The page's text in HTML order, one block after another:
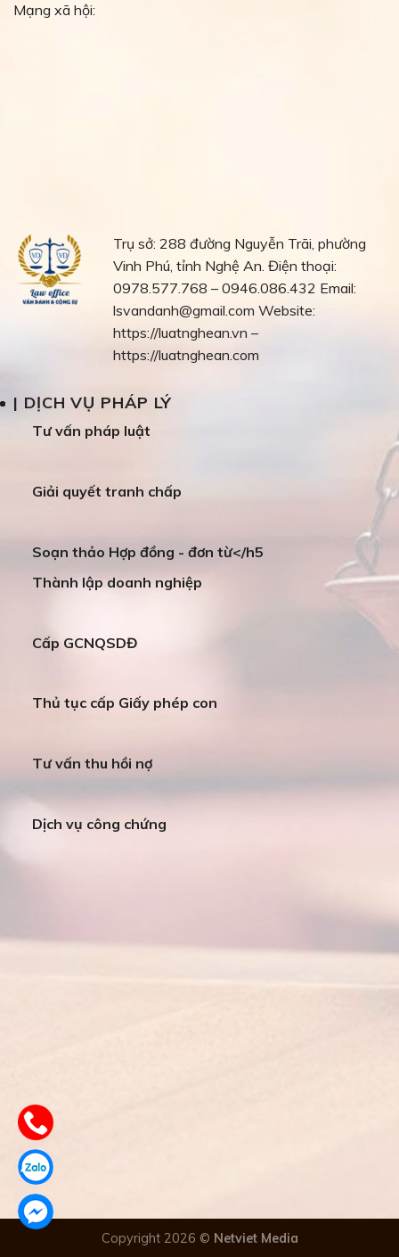
Mạng xã hội:
Trụ sở: 288 đường Nguyễn Trãi, phường
Vinh Phú, tỉnh Nghệ An. Điện thoại:
0978.577.768 – 0946.086.432 Email:
lsvandanh@gmail.com Website:
https://luatnghean.vn –
https://luatnghean.com
| DỊCH VỤ PHÁP LÝ
Tư vấn pháp luật
Giải quyết tranh chấp
Soạn thảo Hợp đồng - đơn từ</h5
Thành lập doanh nghiệp
Cấp GCNQSDĐ
Thủ tục cấp Giấy phép con
Tư vấn thu hồi nợ
Dịch vụ công chứng
Copyright 2026 © Netviet Media